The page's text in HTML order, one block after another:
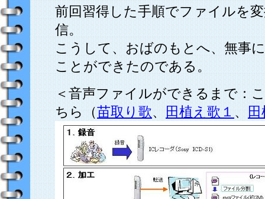
前回習得した手順でファイルを
信。
こうして、おばのもとへ、無事
ことができたのである。
＜音声ファイルができるまで：
ちら（苗取り歌、田植え歌１、田